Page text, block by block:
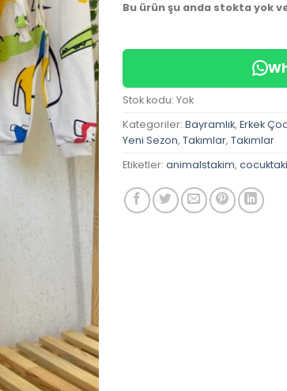
Bu ürün şu anda stokta yok
Stok kodu: Yok
Kategoriler: Bayramlık, Erkek
Yeni Sezon, Takımlar, Takımlar
Etiketler: animalstakim,